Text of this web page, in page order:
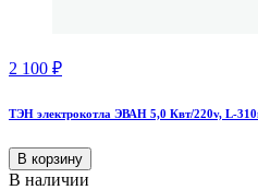
2 100 ₽
ТЭН электрокотла ЭВАН 5,0 Квт/220v, L-
В корзину
В наличии